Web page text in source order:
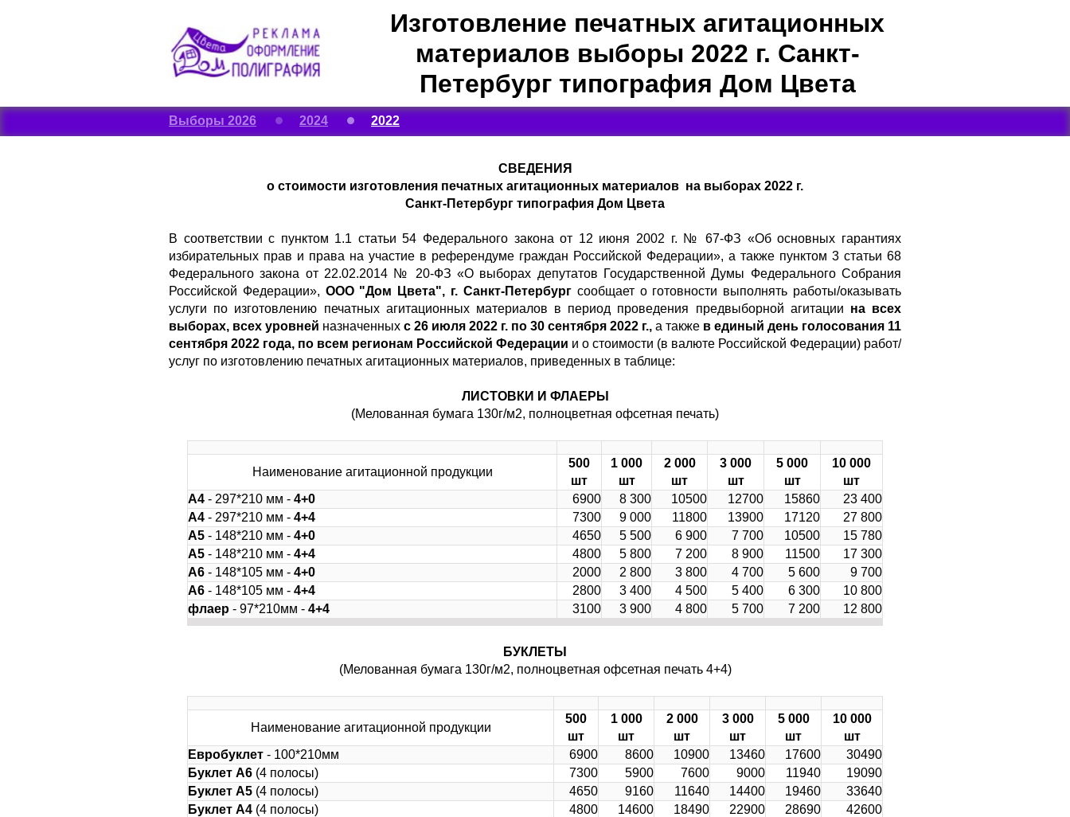
Изготовление печатных агитационных
материалов выборы 2022 г. Санкт-
Петербург типография Дом Цвета
Выборы 2026 2024 2022
СВЕДЕНИЯ
о стоимости изготовления печатных агитационных материалов на выборах 2022 г.
Санкт-Петербург типография Дом Цвета
В соответствии с пунктом 1.1 статьи 54 Федерального закона от 12 июня 2002 г. № 67-ФЗ «Об основных гарантиях
избирательных прав и права на участие в референдуме граждан Российской Федерации», а также пунктом 3 статьи 68
Федерального закона от 22.02.2014 № 20-ФЗ «О выборах депутатов Государственной Думы Федерального Собрания
Российской Федерации», ООО "Дом Цвета", г. Санкт-Петербургсообщает о готовности выполнять работы/оказывать
услуги по изготовлению печатных агитационных материалов в период проведения предвыборной агитации на всех
выборах, всех уровней назначенных с 26 июля 2022 г. по 30 сентября 2022 г., а также в единый день голосования 11
сентября 2022 года, по всем регионам Российской Федерации и о стоимости (в валюте Российской Федерации) работ/
услуг по изготовлению печатных агитационных материалов, приведенных в таблице:
ЛИСТОВКИ И ФЛАЕРЫ
(Мелованная бумага 130г/м2, полноцветная офсетная печать)
Наименование агитационной продукции
500
шт
1 000
шт
2 000
шт
3 000
шт
5 000
шт
10 000
шт
А4 - 297*210 мм - 4+0 6900 8 300 10500 12700 15860
23 400
А4 - 297*210 мм - 4+4 7300 9 000 11800 13900 17120
27 800
А5 - 148*210 мм - 4+0 4650 5 500 6 900 7 700 10500
15 780
А5 - 148*210 мм - 4+4 4800 5 800 7 200 8 900 11500
17 300
А6 - 148*105 мм - 4+0 2000 2 800 3 800 4 700 5 600
9 700
А6 - 148*105 мм - 4+4 2800 3 400 4 500 5 400 6 300
10 800
флаер - 97*210мм - 4+4 3100 3 900 4 800 5 700 7 200 12 800
БУКЛЕТЫ
(Мелованная бумага 130г/м2, полноцветная офсетная печать 4+4)
Наименование агитационной продукции
500
шт
1 000
шт
2 000
шт
3 000
шт
5 000
шт
10 000
шт
Евробуклет - 100*210мм 6900 8600 10900 13460 17600
30490
Буклет А6 (4 полосы) 7300 5900 7600 9000 11940
19090
Буклет А5 (4 полосы) 4650 9160 11640 14400 19460
33640
Буклет А4 (4 полосы) 4800 14600 18490 22900 28690 42600